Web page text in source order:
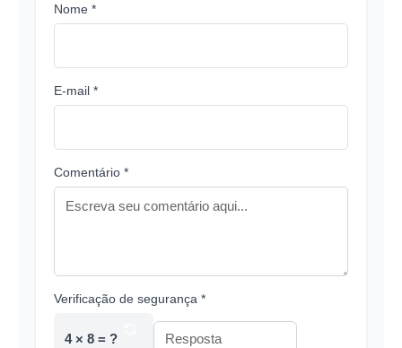
Nome *
E-mail *
Comentário *
Verificação de segurança *
4 × 8 = ?